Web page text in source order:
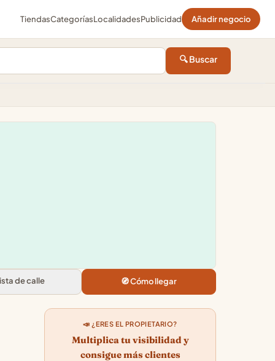
TiendasCategoríasLocalidadesPublicidad Añadir negocio
🔍 Buscar
Reparacion Consolas -
Eixample, 08029 Barcelona
★★★★★4.5· 18
de calle 🧭 Cómo llegar
📣 ¿ERES EL PROPIETARIO?
Multiplica tu visibilidad y
consigue más clientes